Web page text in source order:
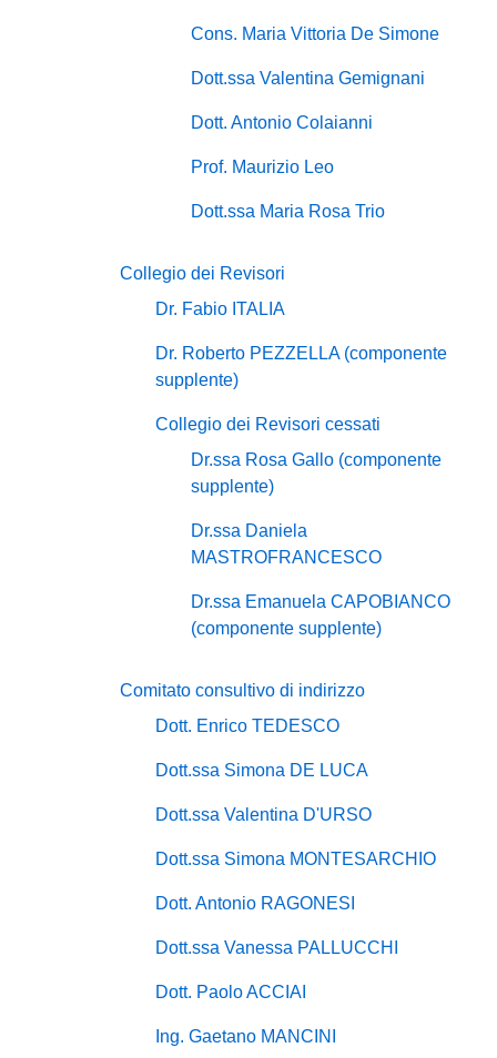
Cons. Maria Vittoria De Simone
Dott.ssa Valentina Gemignani
Dott. Antonio Colaianni
Prof. Maurizio Leo
Dott.ssa Maria Rosa Trio
Collegio dei Revisori
Dr. Fabio ITALIA
Dr. Roberto PEZZELLA (componente
supplente)
Collegio dei Revisori cessati
Dr.ssa Rosa Gallo (componente
supplente)
Dr.ssa Daniela
MASTROFRANCESCO
Dr.ssa Emanuela CAPOBIANCO
(componente supplente)
Comitato consultivo di indirizzo
Dott. Enrico TEDESCO
Dott.ssa Simona DE LUCA
Dott.ssa Valentina D'URSO
Dott.ssa Simona MONTESARCHIO
Dott. Antonio RAGONESI
Dott.ssa Vanessa PALLUCCHI
Dott. Paolo ACCIAI
Ing. Gaetano MANCINI